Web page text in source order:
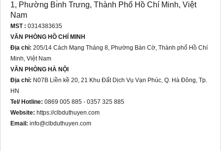
1, Phường Bı̀nh Trưng, Thành Phố Hồ Chí Minh, Việt
Nam
MST : 0314383635
VĂN PHÒNG HỒ CHÍ MINH
Địa chỉ: 205/14 Cách Mạng Tháng 8, Phường Bàn Cờ, Thành phố Hồ Chí
Minh, Việt Nam
VĂN PHÒNG HÀ NỘI
Địa chỉ: N07B Liền kề 20, 21 Khu Đất Dịch Vụ Vạn Phúc, Q. Hà Đông, Tp.
HN
Tel/ Hotline: 0869 005 885 - 0357 325 885
Website: https://clbduthuyen.com
Email: info@clbduthuyen.com